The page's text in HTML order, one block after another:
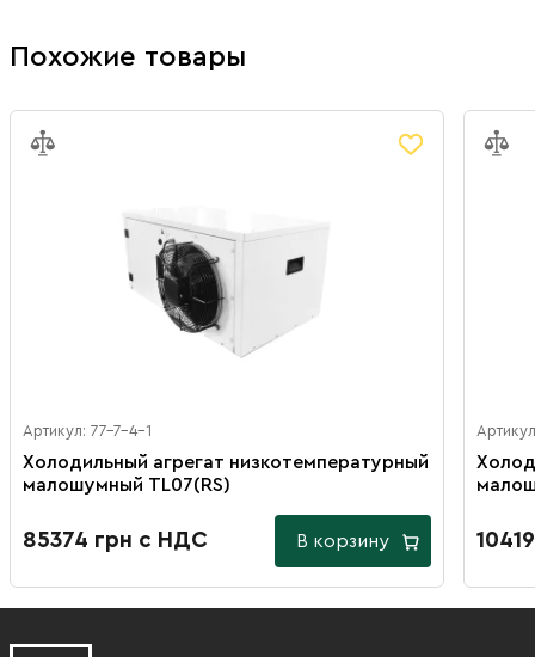
Похожие товары
Артикул: 77-7-4-1
Холодильный агрегат низкотемпературный
малошумный ТL07(RS)
85374 грн с НДС В корзину